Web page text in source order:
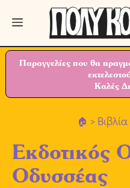
Μετάβαση
περιεχόμενο
Μενού
Παραγγελίες που θα
Καλές
>
Εκδοτικός
Οδυσσέας